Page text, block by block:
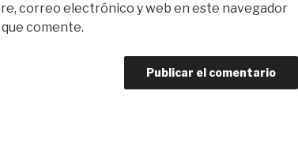
correo electrónico y web en este navegador
comente.